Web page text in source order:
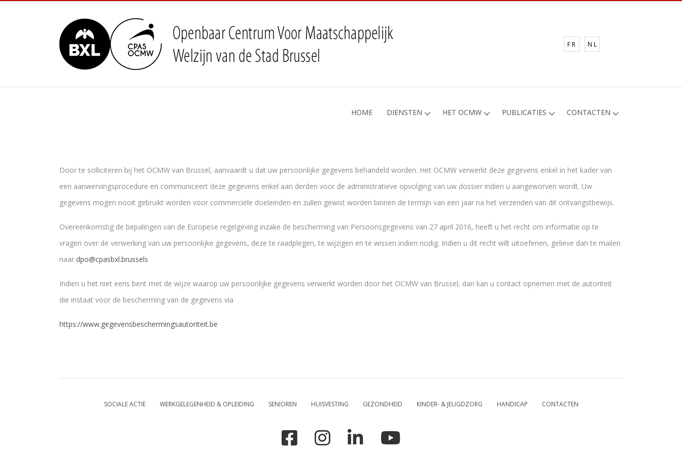
Ga naar hoofdinhoud
FR NL
HOME DIENSTEN HET OCMW PUBLICATIES CONTACTEN
Door te solliciteren bij het OCMW van Brussel, aanvaardt u dat uw persoonlijke gegevens behandeld worden. Het OCMW verwerkt deze gegevens enkel in het kader van
een aanwervingsprocedure en communiceert deze gegevens enkel aan derden voor de administratieve opvolging van uw dossier indien u aangeworven wordt. Uw
gegevens mogen nooit gebruikt worden voor commerciële doeleinden en zullen gewist worden binnen de termijn van een jaar na het verzenden van dit ontvangstbewijs.
Overeenkomstig de bepalingen van de Europese regelgeving inzake de bescherming van Persoonsgegevens van 27 april 2016, heeft u het recht om informatie op te
vragen over de verwerking van uw persoonlijke gegevens, deze te raadplegen, te wijzigen en te wissen indien nodig. Indien u dit recht wilt uitoefenen, gelieve dan te mailen
naar dpo@cpasbxl.brussels
Indien u het niet eens bent met de wijze waarop uw persoonlijke gegevens verwerkt worden door het OCMW van Brussel, dan kan u contact opnemen met de autoriteit
die instaat voor de bescherming van de gegevens via
https://www.gegevensbeschermingsautoriteit.be
SOCIALE ACTIE WERKGELEGENHEID & OPLEIDING SENIOREN HUISVESTING GEZONDHEID KINDER- & JEUGDZORG HANDICAP CONTACTEN